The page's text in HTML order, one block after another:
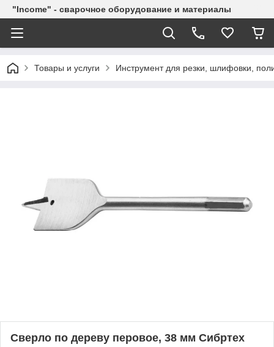
"Income" - сварочное оборудование и материалы
Товары и услуги Инструмент для резки, шлифовки,
Сверло по дереву перовое, 38 мм Сибртех